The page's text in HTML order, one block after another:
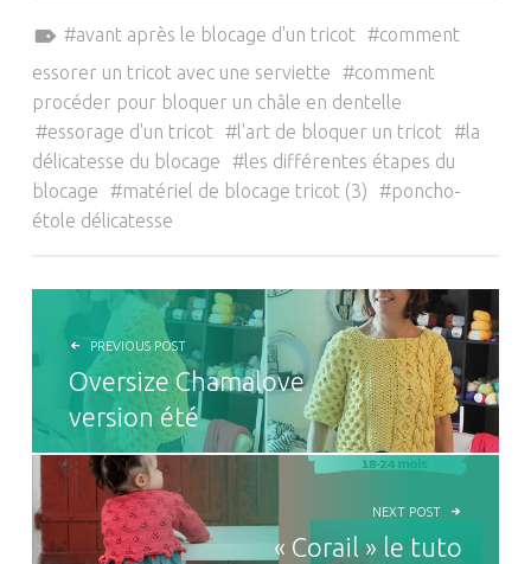
avant après le blocage d'un tricot
comment
essorer un tricot avec une serviette
comment
procéder pour bloquer un châle en dentelle
essorage d'un tricot
l'art de bloquer un tricot
la
délicatesse du blocage
les différentes étapes du
blocage
matériel de blocage tricot (3)
poncho-
étole délicatesse
NAVIGATION DE L’ARTICLE
PREVIOUS POST
Oversize Chamalove
version été
NEXT POST
« Corail » le tuto